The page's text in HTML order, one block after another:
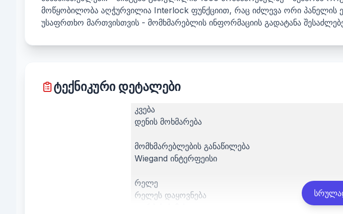
მოწყობილობა აღჭურვილია Interlock ფუნქციით, რაც იძლევა ორი პანელის
უსაფრთხო მართვისთვის - მომხმარებლის ინფორმაციის გადატანა
ტექნიკური დეტალები
კვება
დენის მოხმარება
მომხმარებლების განაწილება
Wiegand ინტერფეისი
რელე
რელეს დაყოვნება